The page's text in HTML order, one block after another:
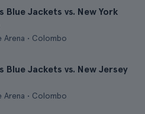
Blue Jackets vs. New York
Arena • Colombo
Blue Jackets vs. New Jersey
Arena • Colombo